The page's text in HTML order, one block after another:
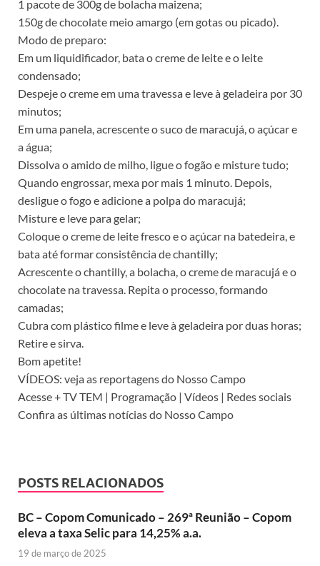
1 pacote de 300g de bolacha maizena;
150g de chocolate meio amargo (em gotas ou picado).
Modo de preparo:
Em um liquidificador, bata o creme de leite e o leite
condensado;
Despeje o creme em uma travessa e leve à geladeira por 30
minutos;
Em uma panela, acrescente o suco de maracujá, o açúcar e
a água;
Dissolva o amido de milho, ligue o fogão e misture tudo;
Quando engrossar, mexa por mais 1 minuto. Depois,
desligue o fogo e adicione a polpa do maracujá;
Misture e leve para gelar;
Coloque o creme de leite fresco e o açúcar na batedeira, e
bata até formar consistência de chantilly;
Acrescente o chantilly, a bolacha, o creme de maracujá e o
chocolate na travessa. Repita o processo, formando
camadas;
Cubra com plástico filme e leve à geladeira por duas horas;
Retire e sirva.
Bom apetite!
VÍDEOS: veja as reportagens do Nosso Campo
Acesse + TV TEM | Programação | Vídeos | Redes sociais
Confira as últimas notícias do Nosso Campo
POSTS RELACIONADOS
BC – Copom Comunicado – 269ª Reunião – Copom
eleva a taxa Selic para 14,25% a.a.
19 de março de 2025